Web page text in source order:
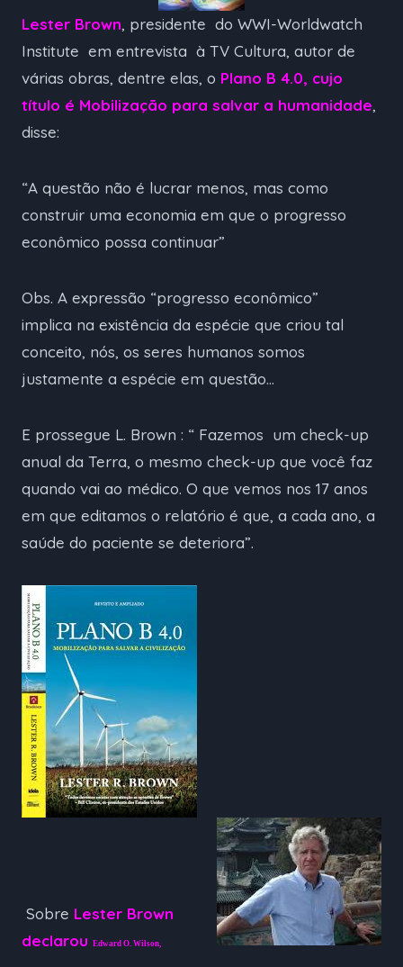
Lester Brown, presidente do WWI-Worldwatch
Institute em entrevista à TV Cultura, autor de
várias obras, dentre elas, o Plano B 4.0, cujo
título é Mobilização para salvar a humanidade,
disse:
“A questão não é lucrar menos, mas como
construir uma economia em que o progresso
econômico possa continuar”
Obs. A expressão “progresso econômico”
implica na existência da espécie que criou tal
conceito, nós, os seres humanos somos
justamente a espécie em questão…
E prossegue L. Brown : “ Fazemos um check-up
anual da Terra, o mesmo check-up que você faz
quando vai ao médico. O que vemos nos 17 anos
em que editamos o relatório é que, a cada ano, a
saúde do paciente se deteriora”.
Sobre Lester Brown
declarou Edward O. Wilson,